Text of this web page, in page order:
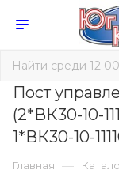
Пост
(2*ВК30-10-
1*ВК30-10-
Главная —